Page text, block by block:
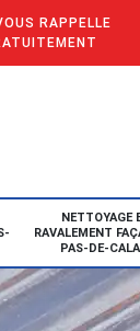
RAPPELLE
NETTOYAGE
RAVALEMENT
PAS-DE-